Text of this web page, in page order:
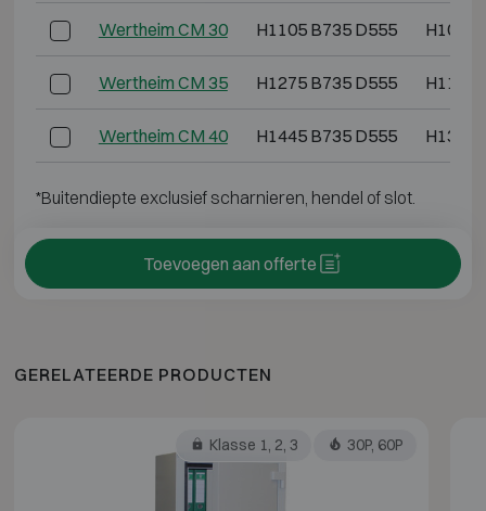
Wertheim CM 30 H1105 B735 D555 H1025
Wertheim CM 35 H1275 B735 D555 H1195
Wertheim CM 40 H1445 B735 D555 H1365
*Buitendiepte exclusief scharnieren, hendel of slot.
Toevoegen aan offerte
GERELATEERDE PRODUCTEN
Klasse 1, 2, 3 30P, 60P